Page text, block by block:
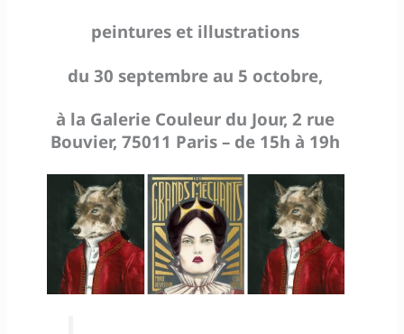
peintures et illustrations
du 30 septembre au 5 octobre,
à la Galerie Couleur du Jour, 2 rue
Bouvier, 75011 Paris – de 15h à 19h